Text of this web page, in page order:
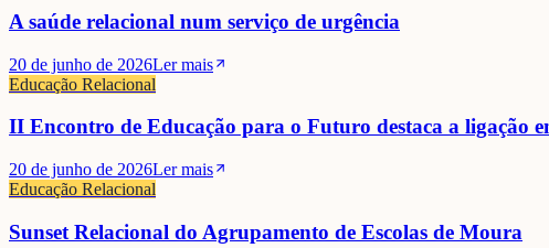
A saúde relacional num serviço de urgência
20 de junho de 2026Ler mais
Educação Relacional
II Encontro de Educação para o Futuro destaca a ligação
20 de junho de 2026Ler mais
Educação Relacional
Sunset Relacional do Agrupamento de Escolas de Moura